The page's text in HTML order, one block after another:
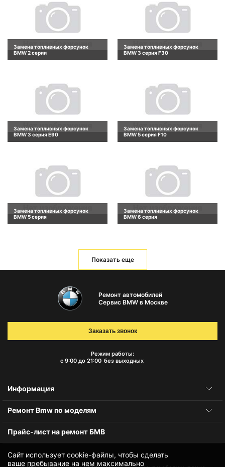
Замена топливных форсунок
BMW 2 серии
Замена топливных форсунок
BMW 3 серия F30
Замена топливных форсунок
BMW 3 серия E90
Замена топливных форсунок
BMW 5 серия F10
Замена топливных форсунок
BMW 5 серия
Замена топливных форсунок
BMW 6 серия
Показать еще
Сайт использует cookie-файлы, чтобы сделать
ваше пребывание на нем максимально
Ремонт автомобилей
Сервис BMW в Москве
Режим работы:
с 9:00 до 21:00 без выходных
Заказать звонок
Информация
Ремонт Bmw по моделям
Прайс-лист на ремонт БМВ